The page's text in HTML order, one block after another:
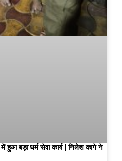
बड़ा धर्म सेवा कार्य | निलेश कागे ने